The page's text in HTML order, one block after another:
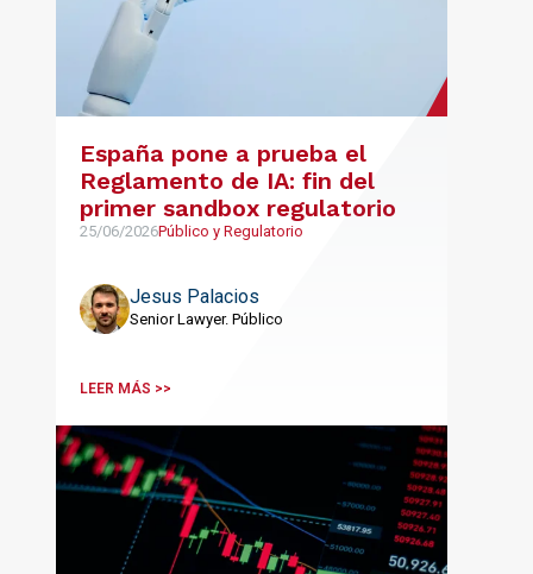
España pone a prueba el
Reglamento de IA: fin del
primer sandbox regulatorio
25/06/2026Público y Regulatorio
Jesus Palacios
Senior Lawyer. Público
LEER MÁS >>